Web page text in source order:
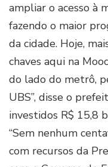
ampliar o acesso à
fazendo o maior
da cidade. Hoje,
chaves aqui na
do lado do metrô,
UBS”, disse o
investidos R$ 15,8
“Sem nenhum
com recursos da